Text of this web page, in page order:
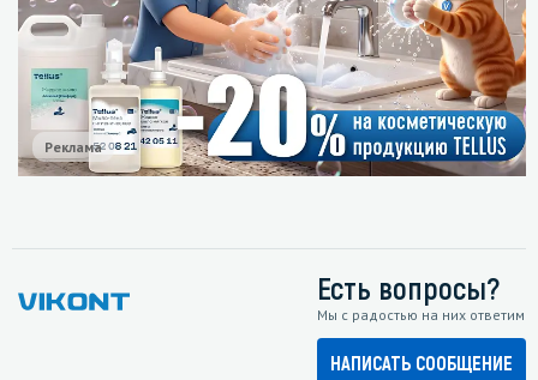
Реклама
Есть вопросы?
Мы с радостью на них ответим
НАПИСАТЬ СООБЩЕНИЕ